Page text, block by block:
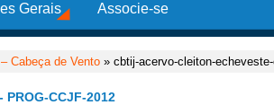
Gerais Associe-se
Cabeça de Vento » cbtij-acervo-cleiton-
PROG-CCJF-2012